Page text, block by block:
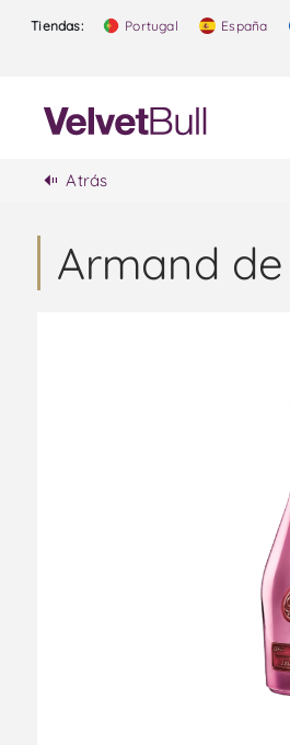
Tiendas: Portugal España
Atrás
Armand